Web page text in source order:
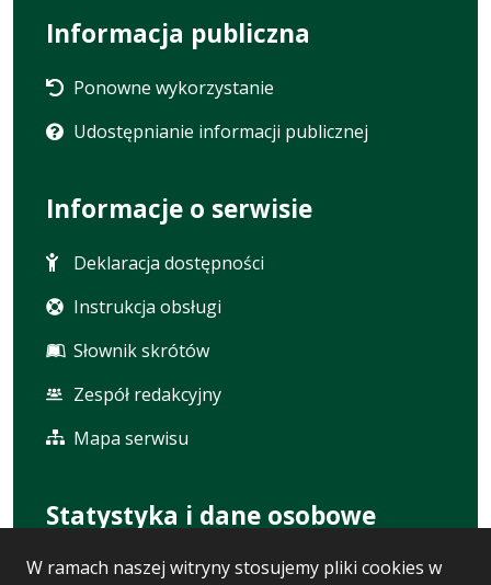
W ramach naszej witryny stosujemy pliki cookies w
Informacja publiczna
Ponowne wykorzystanie
Udostępnianie informacji publicznej
Informacje o serwisie
Deklaracja dostępności
Instrukcja obsługi
Słownik skrótów
Zespół redakcyjny
Mapa serwisu
Statystyka i dane osobowe
Statystyki oglądalności